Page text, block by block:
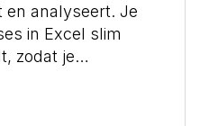
en analyseert. Je
in Excel slim
zodat je…